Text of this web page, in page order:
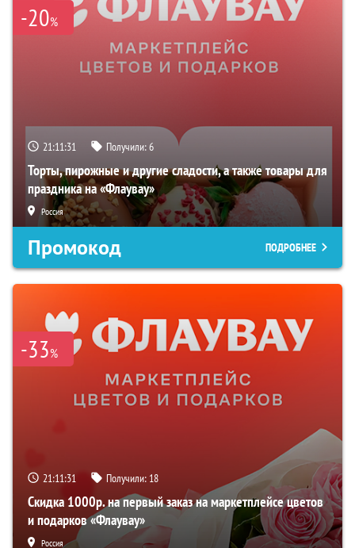
-20%
21:11:30 Получили:6
Торты, пирожные и другие сладости, а также товары для
праздника на «Флаувау»
Россия
Промокод ПОДРОБНЕЕ
-33%
21:11:30 Получили: 18
Скидка 1000р. на первый заказ на маркетплейсе цветов
и подарков «Флаувау»
Россия